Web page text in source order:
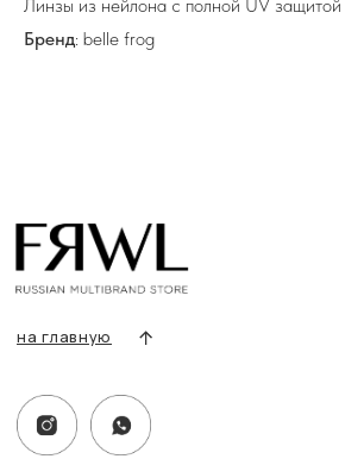
Линзы из нейлона с полной UV
Бренд: belle frog
Разделы сайта
Все товары
Контакты, реквизиты
Информация
Политика конфиденциальности
Адрес:
г. Казань, ул. Проспект Победы, 141 ТЦ МЕГА